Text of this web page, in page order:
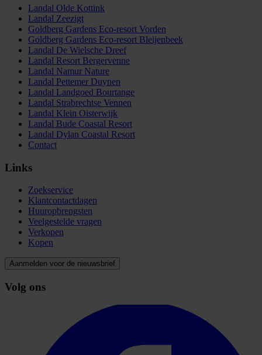
Landal Olde Kottink
Landal Zeezigt
Goldberg Gardens Eco-resort Vorden
Goldberg Gardens Eco-resort Bleijenbeek
Landal De Wielsche Dreef
Landal Resort Bergervenne
Landal Namur Nature
Landal Pettemer Duynen
Landal Landgoed Bourtange
Landal Strabrechtse Vennen
Landal Klein Oisterwijk
Landal Bude Coastal Resort
Landal Dylan Coastal Resort
Contact
Links
Zoekservice
Klantcontactdagen
Huuropbrengsten
Veelgestelde vragen
Verkopen
Kopen
Aanmelden voor de nieuwsbrief
Volg ons